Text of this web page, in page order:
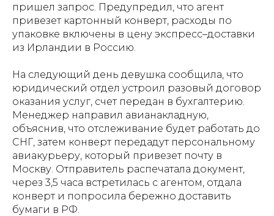
пришел запрос. Предупредил, что агент
привезет картонный конверт, расходы по
упаковке включены в цену экспресс–доставки
из Ирландии в Россию.
На следующий день девушка сообщила, что
юридический отдел устроил разовый договор
оказания услуг, счет передан в бухгалтерию.
Менеджер направил авианакладную,
объяснив, что отслеживание будет работать до
СНГ, затем конверт передадут персональному
авиакурьеру, который привезет почту в
Москву. Отправитель распечатала документ,
через 3,5 часа встретилась с агентом, отдала
конверт и попросила бережно доставить
бумаги в РФ.